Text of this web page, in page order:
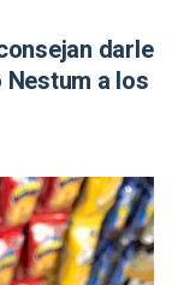
darle
a los